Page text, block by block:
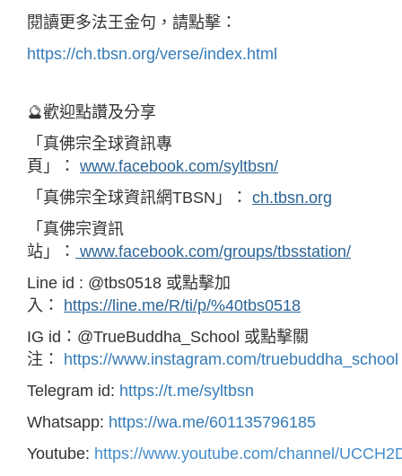
閱讀更多法王金句，請點擊：
https://ch.tbsn.org/verse/index.html
🔮歡迎點讚及分享
「真佛宗全球資訊專
頁」： www.facebook.com/syltbsn/
「真佛宗全球資訊網TBSN」： ch.tbsn.org
「真佛宗資訊
站」： www.facebook.com/groups/tbsstation/
Line id : @tbs0518 或點擊加
入： https://line.me/R/ti/p/%40tbs0518
IG id：@TrueBuddha_School 或點擊關
注： https://www.instagram.com/truebuddha_school
Telegram id: https://t.me/syltbsn
Whatsapp: https://wa.me/601135796185
Youtube: https://www.youtube.com/channel/